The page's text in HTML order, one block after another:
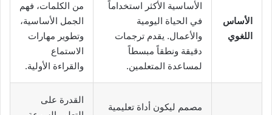
الأساس
اللغوي
الأساسية الأكثر استخداماً
في الحياة اليومية
والأعمال. يقدم ترجمات
دقيقة ونطقاً مبسطاً
لمساعدة المتعلمين.
من الكلمات، فهم
الجمل الأساسية،
وتطوير مهارات
الاستماع
والقراءة الأولية.
مصمم ليكون أداة تعليمية
القدرة على